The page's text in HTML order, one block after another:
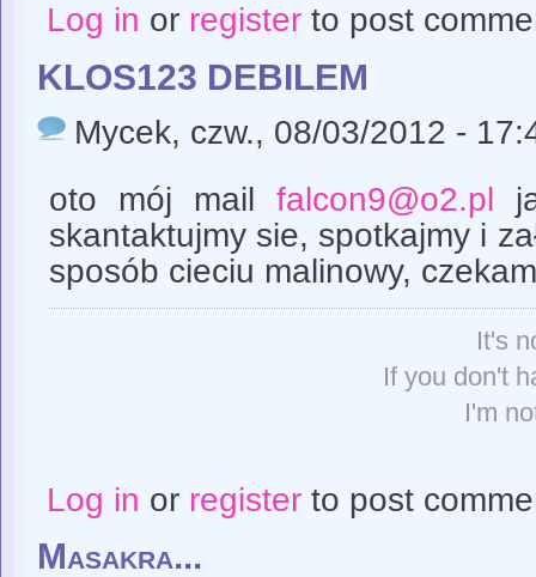
Log in or registerto post
KLOS123 DEBILEM
Mycek, czw., 08/03/2012 -
oto mój mail falcon9@o2.pl
skantaktujmy sie, spotkajmy i
sposób cieciu malinowy, czekam
It's
If you don't
I'm
Log in or registerto post
Masakra...